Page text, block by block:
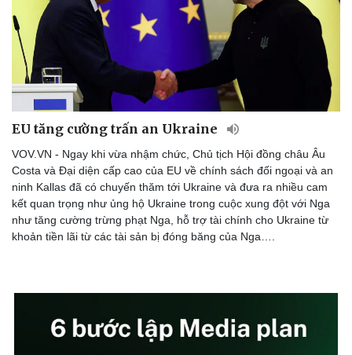
EU tăng cường trấn an Ukraine
VOV.VN - Ngay khi vừa nhậm chức, Chủ tịch Hội đồng châu Âu
Costa và Đại diện cấp cao của EU về chính sách đối ngoại và an
ninh Kallas đã có chuyến thăm tới Ukraine và đưa ra nhiều cam
kết quan trọng như ủng hộ Ukraine trong cuộc xung đột với Nga
như tăng cường trừng phạt Nga, hỗ trợ tài chính cho Ukraine từ
khoản tiền lãi từ các tài sản bị đóng băng của Nga….